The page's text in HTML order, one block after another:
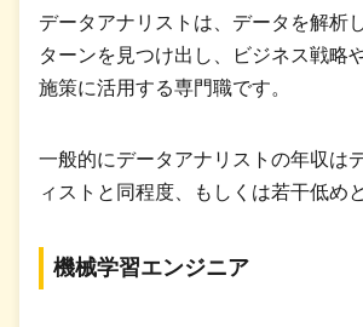
データアナリストは、データを解析
ターンを見つけ出し、ビジネス戦略
施策に活用する専門職です。
一般的にデータアナリストの年収は
ィストと同程度、もしくは若干低め
機械学習エンジニア